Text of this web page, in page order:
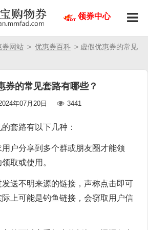
领券中心
券网站 > 优惠券百科 > 虚假优惠券的常见
券的常见套路有哪些？
年07月20日 3441
套路有以下几种：
户分享到多个群或朋友圈才能领
取或使用。
发送不明来源的链接，声称点击即可
上可能是钓鱼链接，会窃取用户信